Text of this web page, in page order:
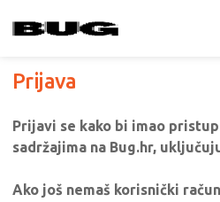
Prijava
Prijavi se kako bi imao
sadržajima na Bug.hr,
Ako još nemaš korisnički